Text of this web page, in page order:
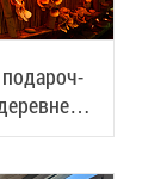
по­да­роч­